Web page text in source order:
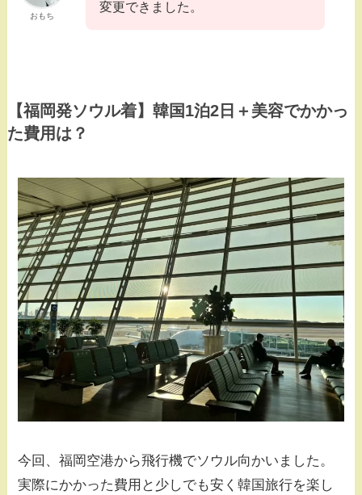
おもち
変更できました。
【福岡発ソウル着】韓国1泊2日＋美容でかかっ
た費用は？
今回、福岡空港から飛行機でソウル向かいました。
実際にかかった費用と少しでも安く韓国旅行を楽し